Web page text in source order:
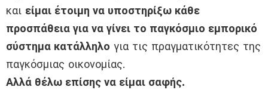
και είμαι έτοιμη να υποστηρίξω κάθε
προσπάθεια για να γίνει το παγκόσμιο εμπορικό
σύστημα κατάλληλο για τις πραγματικότητες της
παγκόσμιας οικονομίας.
Αλλά θέλω επίσης να είμαι σαφής.